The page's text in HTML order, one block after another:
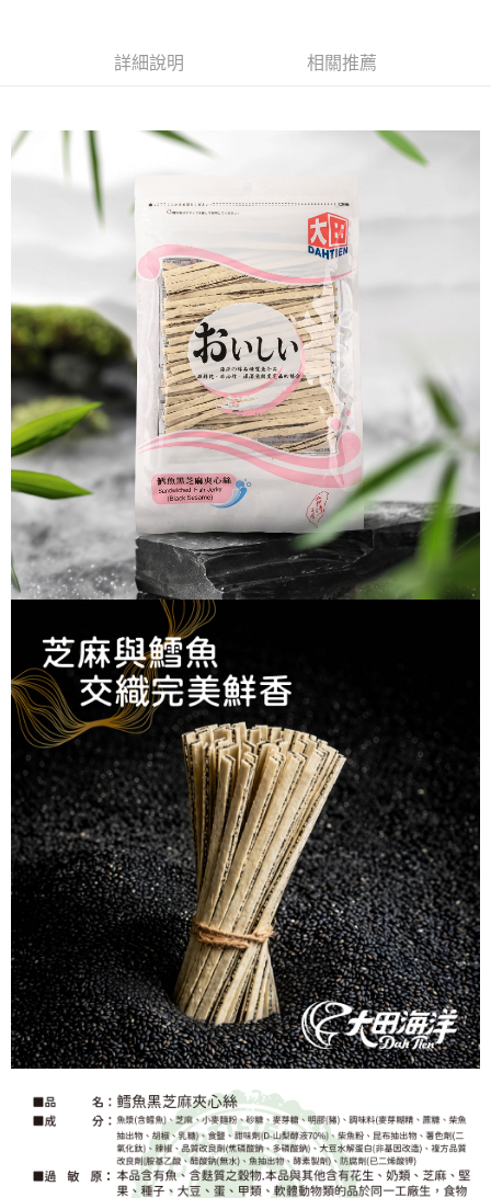
便利好安心！
１．簡單：不需註冊會員、不需綁卡、不需儲值。
２．便利：只要手機號碼，簡訊認證，即可結帳。
３．安心：先確認商品／服務後，再付款。
【「AFTEE先享後付」結帳流程】
１．於結帳方式選擇「AFTEE先享後付」後，將跳轉至「AFTEE先享後付」
結帳頁面，進行簡訊認證並確認金額後，即可完成結帳。
２．訂單成立數日內，您將收到繳費通知簡訊。
３．收到繳費通知簡訊後14天內，點擊此簡訊中的連結，可透過四大超商／
ATM／網路銀行／等多元方式進行付款，方視為交易完成。
※ 請注意：結帳手續完成當下不需立刻繳費，但若您需要取消訂單，請聯絡
購買商品的店家。未經商家同意取消之訂單仍視為有效，需透過AFTEE先享
後付繳納相關費用。
※ 交易是否成功請以「AFTEE先享後付 」之結帳頁面顯示為準，若有關於
是否繳費成功／繳費後需取消欲退款等相關疑問，請聯繫「AFTEE先享後付
客戶支援中心」
https://netprotections.freshdesk.com/support/home
【注意事項】
１．透過由恩沛科技股份有限公司提供之「AFTEE先享後付」服務完成之交
易，需依本服務之必要範圍內提供個人資料，並將交易相關給付款項請求債
權轉讓予恩沛科技股份有限公司。
２．關於個人資料處理事宜，請瀏覽以下網址：
https://aftee.tw/terms/#terms3
３．未成年的使用者請事先徵得法定代理人或監護人之同意方可使用
「AFTEE先享後付」，若未經同意申辦者引起之損失，本公司不負相關責
任。
４．使用「AFTEE先享後付」時，將依據個別帳號之用戶狀況，依本公司即
時審查核予不同之上限額度；若仍有額度不足之情形，本公司將視審查結果
請求用戶進行身份認證。
５．嚴禁一人註冊多個帳號或使用他人資訊註冊。若發現惡意使用之情形，
恩沛科技股份有限公司將有權停止該用戶之使用額度並採取法律行動。
全家取貨付款
每筆NT$60，滿NT$699(含以上)免運費
每筆NT$60，滿NT$699(含以上)免運費
7-11取貨付款
每筆NT$60，滿NT$699(含以上)免運費
付款後7-11取貨
每筆NT$60，滿NT$699(含以上)免運費
宅配
每筆NT$150，滿NT$1,200(含以上)免運費
詳細說明 相關推薦